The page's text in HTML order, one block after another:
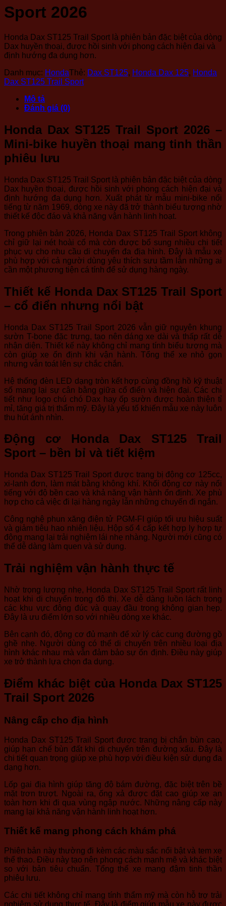
Sport 2026
Honda Dax ST125 Trail Sport là phiên bản đặc biệt của dòng
Dax huyền thoại, được hồi sinh với phong cách hiện đại và
định hướng đa dụng hơn.
Danh mục: HondaThẻ: Dax ST125, Honda Dax 125, Honda
Dax ST125 Trail Sport
Mô tả
Đánh giá (0)
Honda Dax ST125 Trail Sport 2026 –
Mini-bike huyền thoại mang tinh thần
phiêu lưu
Honda Dax ST125 Trail Sport là phiên bản đặc biệt của dòng
Dax huyền thoại, được hồi sinh với phong cách hiện đại và
định hướng đa dụng hơn. Xuất phát từ mẫu mini-bike nổi
tiếng từ năm 1969, dòng xe này đã trở thành biểu tượng nhờ
thiết kế độc đáo và khả năng vận hành linh hoạt.
Trong phiên bản 2026, Honda Dax ST125 Trail Sport không
chỉ giữ lại nét hoài cổ mà còn được bổ sung nhiều chi tiết
phục vụ cho nhu cầu di chuyển đa địa hình. Đây là mẫu xe
phù hợp với cả người dùng yêu thích sưu tầm lẫn những ai
cần một phương tiện cá tính để sử dụng hàng ngày.
Thiết kế Honda Dax ST125 Trail Sport
– cổ điển nhưng nổi bật
Honda Dax ST125 Trail Sport 2026 vẫn giữ nguyên khung
sườn T-bone đặc trưng, tạo nên dáng xe dài và thấp rất dễ
nhận diện. Thiết kế này không chỉ mang tính biểu tượng mà
còn giúp xe ổn định khi vận hành. Tổng thể xe nhỏ gọn
nhưng vẫn toát lên sự chắc chắn.
Hệ thống đèn LED dạng tròn kết hợp cùng đồng hồ kỹ thuật
số mang lại sự cân bằng giữa cổ điển và hiện đại. Các chi
tiết như logo chú chó Dax hay ốp sườn được hoàn thiện tỉ
mỉ, tăng giá trị thẩm mỹ. Đây là yếu tố khiến mẫu xe này luôn
thu hút ánh nhìn.
Động cơ Honda Dax ST125 Trail
Sport – bền bỉ và tiết kiệm
Honda Dax ST125 Trail Sport được trang bị động cơ 125cc,
xi-lanh đơn, làm mát bằng không khí. Khối động cơ này nổi
tiếng với độ bền cao và khả năng vận hành ổn định. Xe phù
hợp cho cả việc đi lại hàng ngày lẫn những chuyến đi ngắn.
Công nghệ phun xăng điện tử PGM-FI giúp tối ưu hiệu suất
và giảm tiêu hao nhiên liệu. Hộp số 4 cấp kết hợp ly hợp tự
động mang lại trải nghiệm lái nhẹ nhàng. Người mới cũng có
thể dễ dàng làm quen và sử dụng.
Trải nghiệm vận hành thực tế
Nhờ trọng lượng nhẹ, Honda Dax ST125 Trail Sport rất linh
hoạt khi di chuyển trong đô thị. Xe dễ dàng luồn lách trong
các khu vực đông đúc và quay đầu trong không gian hẹp.
Đây là ưu điểm lớn so với nhiều dòng xe khác.
Bên cạnh đó, động cơ đủ mạnh để xử lý các cung đường gồ
ghề nhẹ. Người dùng có thể di chuyển trên nhiều loại địa
hình khác nhau mà vẫn đảm bảo sự ổn định. Điều này giúp
xe trở thành lựa chọn đa dụng.
Điểm khác biệt của Honda Dax ST125
Trail Sport 2026
Nâng cấp cho địa hình
Honda Dax ST125 Trail Sport được trang bị chắn bùn cao,
giúp hạn chế bùn đất khi di chuyển trên đường xấu. Đây là
chi tiết quan trọng giúp xe phù hợp với điều kiện sử dụng đa
dạng hơn.
Lốp gai địa hình giúp tăng độ bám đường, đặc biệt trên bề
mặt trơn trượt. Ngoài ra, ống xả được đặt cao giúp xe an
toàn hơn khi đi qua vùng ngập nước. Những nâng cấp này
mang lại khả năng vận hành linh hoạt hơn.
Thiết kế mang phong cách khám phá
Phiên bản này thường đi kèm các màu sắc nổi bật và tem xe
thể thao. Điều này tạo nên phong cách mạnh mẽ và khác biệt
so với bản tiêu chuẩn. Tổng thể xe mang đậm tinh thần
phiêu lưu.
Các chi tiết không chỉ mang tính thẩm mỹ mà còn hỗ trợ trải
nghiệm sử dụng thực tế. Đây là điểm giúp mẫu xe này được